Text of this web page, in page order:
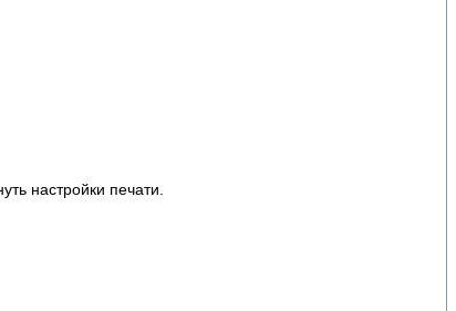
настройки печати.